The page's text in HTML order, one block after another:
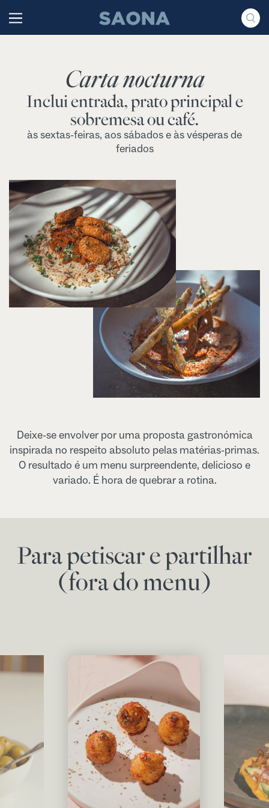
Grupo Saona
Carta nocturna
Inclui entrada, prato principal e
sobremesa ou café.
às sextas-feiras, aos sábados e às vésperas de
feriados
Deixe-se envolver por uma proposta gastronómica
inspirada no respeito absoluto pelas matérias-primas.
O resultado é um menu surpreendente, delicioso e
variado. É hora de quebrar a rotina.
Para petiscar e partilhar
(fora do menu)